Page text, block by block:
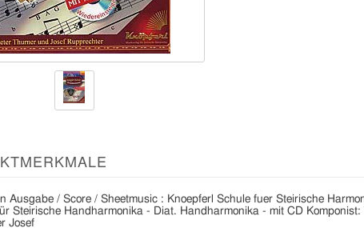
Ausgabe / Score / Sheetmusic : Knoepferl Schule fuer Steirische
Steirische Handharmonika - Diat. Handharmonika - mit CD
Josef